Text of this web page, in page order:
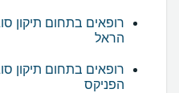
רופאים בתחום תיקון
הראל
רופאים בתחום תיקון
הפניקס